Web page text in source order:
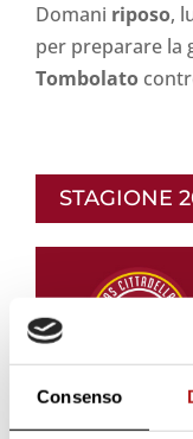
Consenso
Domani riposo,
per preparare la
Tombolato
STAGIONE